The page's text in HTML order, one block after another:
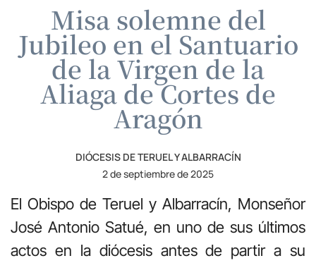
Misa solemne del
Jubileo en el Santuario
de la Virgen de la
Aliaga de Cortes de
Aragón
DIÓCESIS DE TERUEL Y ALBARRACÍN
2 de septiembre de 2025
El Obispo de Teruel y Albarracín, Monseñor
José Antonio Satué, en uno de sus últimos
actos en la diócesis antes de partir a su